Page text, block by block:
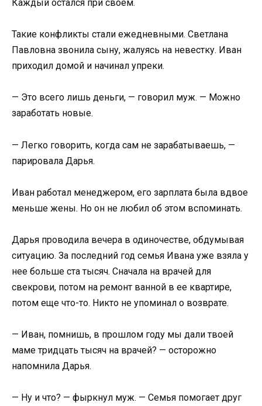
Каждый остался при своем.
Такие конфликты стали ежедневными. Светлана
Павловна звонила сыну, жалуясь на невестку. Иван
приходил домой и начинал упреки.
— Это всего лишь деньги, — говорил муж. — Можно
заработать новые.
— Легко говорить, когда сам не зарабатываешь, —
парировала Дарья.
Иван работал менеджером, его зарплата была вдвое
меньше жены. Но он не любил об этом вспоминать.
Дарья проводила вечера в одиночестве, обдумывая
ситуацию. За последний год семья Ивана уже взяла у
нее больше ста тысяч. Сначала на врачей для
свекрови, потом на ремонт ванной в ее квартире,
потом еще что-то. Никто не упоминал о возврате.
— Иван, помнишь, в прошлом году мы дали твоей
маме тридцать тысяч на врачей? — осторожно
напомнила Дарья.
— Ну и что? — фыркнул муж. — Семья помогает друг